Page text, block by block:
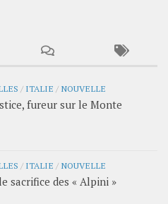
/ ITALIE / NOUVELLE
fureur sur le Monte
/ ITALIE / NOUVELLE
sacrifice des « Alpini »